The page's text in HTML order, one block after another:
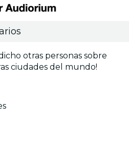
otras personas sobre
ciudades del mundo!